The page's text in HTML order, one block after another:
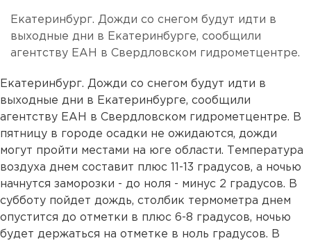
Екатеринбург. Дожди со снегом будут идти в
выходные дни в Екатеринбурге, сообщили
агентству ЕАН в Свердловском гидрометцентре.
Екатеринбург. Дожди со снегом будут идти в
выходные дни в Екатеринбурге, сообщили
агентству ЕАН в Свердловском гидрометцентре. В
пятницу в городе осадки не ожидаются, дожди
могут пройти местами на юге области. Температура
воздуха днем составит плюс 11-13 градусов, а ночью
начнутся заморозки - до ноля - минус 2 градусов. В
субботу пойдет дождь, столбик термометра днем
опустится до отметки в плюс 6-8 градусов, ночью
будет держаться на отметке в ноль градусов. В